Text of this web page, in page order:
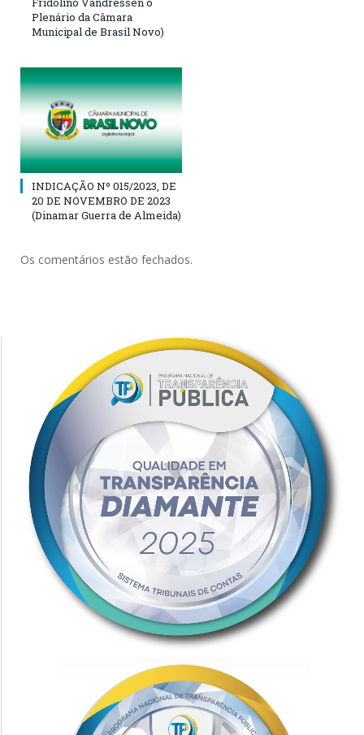
Plenário da Câmara
Municipal de Brasil Novo)
INDICAÇÃO Nº 015/2023, DE
20 DE NOVEMBRO DE 2023
(Dinamar Guerra de Almeida)
Os comentários estão fechados.